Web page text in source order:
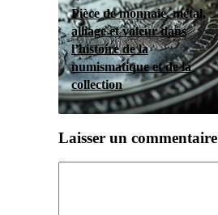
Pièce de monnaie, métal,
alliage et valeur dans
l’histoire de la
numismatique et de la
collection
Laisser un commentaire